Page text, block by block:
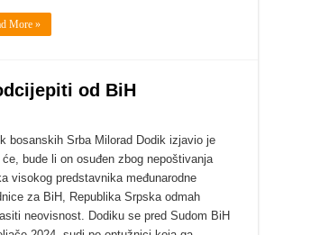
More »
od BiH
bosanskih Srba Milorad Dodik izjavio je
će, bude li on osuđen zbog nepoštivanja
visokog predstavnika međunarodne
za BiH, Republika Srpska odmah
neovisnost. Dodiku se pred Sudom BiH